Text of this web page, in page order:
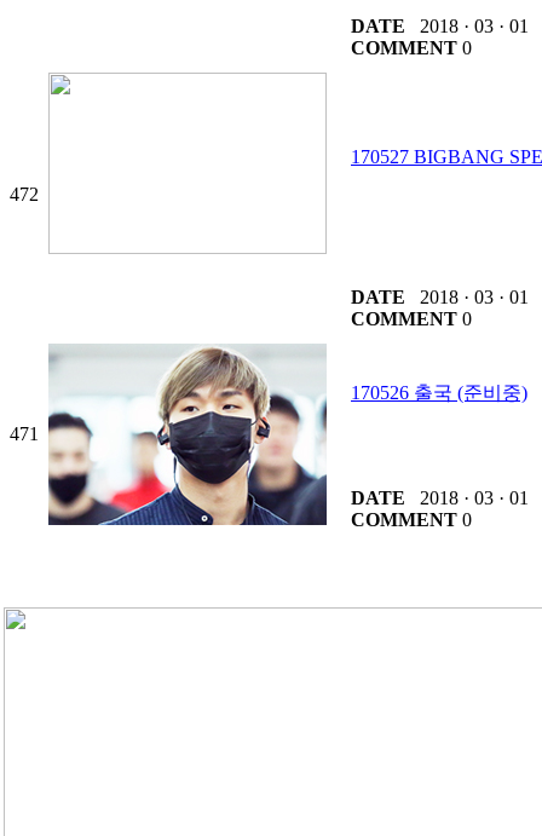
DATE 2018 · 03 · 01
COMMENT 0
472
170527 BIGBANG
DATE 2018 · 03 · 01
COMMENT 0
471
170526 출국 (준비중)
DATE 2018 · 03 · 01
COMMENT 0